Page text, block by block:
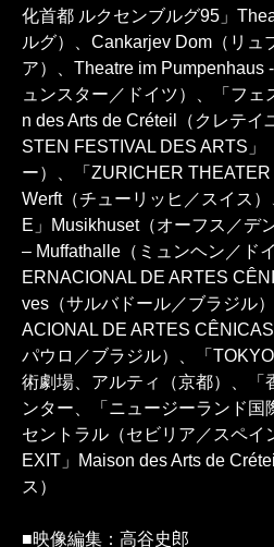
化首都 ルクセンブルグ95」
ルグ）、Cankarjev Dom（リュ
ア）、Theatre im Pumpenhaus
ュンスター／ドイツ）、「フ
n des Arts de Créteil（クレテイ
STEN FESTIVAL DES ARTS」
ー）、「ZURICHER
Werft（チューリッヒ／スイス
E」Musikhuset（オーフス／デ
– Muffathalle（ミュンヘン／ド
ERNACIONAL DE ARTES
ves（サルバドール／ブラジル
ACIONAL DE ARTES
パウロ／ブラジル）、「
術劇場、アルティ（京都）、「
ンター、「ニュージーランド国
セントラル（セビリア／スペイ
EXIT」Maison des Arts de
ス）
■映像編集：高谷史郎